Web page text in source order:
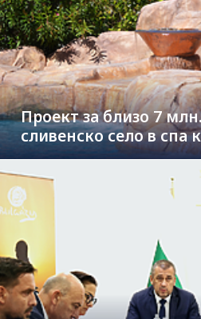
Проект за близо 7
сливенско село в спа